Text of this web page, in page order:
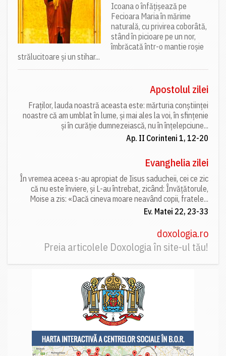
Icoana o înfățișează pe
Fecioara Maria în mărime
naturală, cu privirea coborâtă,
stând în picioare pe un nor,
îmbrăcată într-o mantie roșie
strălucitoare și un stihar...
Apostolul zilei
Fraților, lauda noastră aceasta este: mărturia conștiinței
noastre că am umblat în lume, și mai ales la voi, în sfințenie
și în curăție dumnezeiască, nu în înțelepciune...
Ap. II Corinteni 1, 12-20
Evanghelia zilei
În vremea aceea s-au apropiat de Iisus saducheii, cei ce zic
că nu este înviere, și L-au întrebat, zicând: Învățătorule,
Moise a zis: «Dacă cineva moare neavând copii, fratele...
Ev. Matei 22, 23-33
doxologia.ro
Preia articolele Doxologia în site-ul tău!